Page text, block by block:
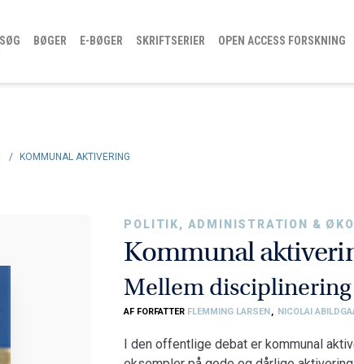
SØG BØGER E-BØGER SKRIFTSERIER OPEN ACCESS FORSKNING
/ KOMMUNAL AKTIVERING
POLITIK, ADMINISTRATION &
Kommunal
Mellem
AF FORFATTER FLEMMING LARSEN, NICOLAI
I den offentlige debat er kommunal